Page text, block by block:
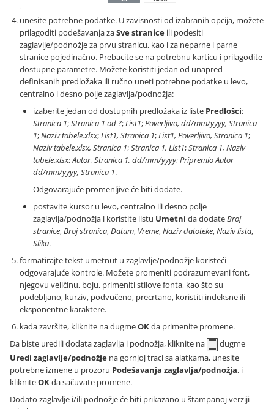
unesite potrebne podatke. U zavisnosti od izabranih opcija, možete
prilagoditi podešavanja zaSve stranice ili podesiti
zaglavlje/podnožje za prvu stranicu, kao i za neparne i parne
stranice pojedinačno. Prebacite se na potrebnu karticu i prilagodite
dostupne parametre. Možete koristiti jedan od unapred
definisanih predložaka ili ručno uneti potrebne podatke u levo,
centralno i desno polje zaglavlja/podnožja:
izaberite jedan od dostupnih predložaka iz liste Predlošci:
Stranica 1;Stranica 1 od ?;List1;Poverljivo, dd/mm/yyyy, Stranica
1;Naziv tabele.xlsx;List1, Stranica 1;List1, Poverljivo, Stranica 1;
Naziv tabele.xlsx, Stranica 1;Stranica 1, List1;Stranica 1, Naziv
tabele.xlsx;Autor, Stranica 1, dd/mm/yyyy;Pripremio Autor
dd/mm/yyyy, Stranica 1.
Odgovarajuće promenljive će biti dodate.
postavite kursor u levo, centralno ili desno polje
zaglavlja/podnožja i koristite listu Umetni da dodateBroj
stranice,Broj stranica,Datum, Vreme,Naziv datoteke,Naziv lista,
Slika.
formatirajte tekst umetnut u zaglavlje/podnožje koristeći
odgovarajuće kontrole. Možete promeniti podrazumevani font,
njegovu veličinu, boju, primeniti stilove fonta, kao što su
podebljano, kurziv, podvučeno, precrtano, koristiti indeksne ili
eksponentne karaktere.
kada završite, kliknite na dugmeOKda primenite promene.
Da biste uredili dodata zaglavlja i podnožja, kliknite na
dugme
Uredi zaglavlje/podnožje na gornjoj traci sa alatkama, unesite
potrebne izmene u prozoru Podešavanja zaglavlja/podnožja, i
klikniteOKda sačuvate promene.
Dodato zaglavlje i/ili podnožje će biti prikazano u štampanoj verziji